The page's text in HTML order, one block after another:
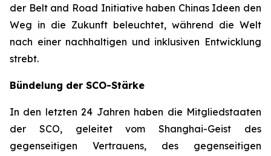
der Belt and Road Initiative haben Chinas Ideen den
Weg in die Zukunft beleuchtet, während die Welt
nach einer nachhaltigen und inklusiven Entwicklung
strebt.
Bündelung der SCO-Stärke
In den letzten 24 Jahren haben die Mitgliedstaaten
der SCO, geleitet vom Shanghai-Geist des
gegenseitigen Vertrauens, des gegenseitigen